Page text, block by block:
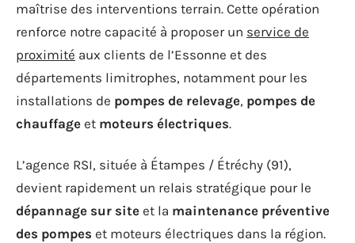
maîtrise des interventions terrain. Cette opération
renforce notre capacité à proposer un service de
proximité aux clients de l’Essonne et des
départements limitrophes, notamment pour les
installations de pompes de relevage, pompes de
chauffage et moteurs électriques.
L’agence RSI, située à Étampes / Étréchy (91),
devient rapidement un relais stratégique pour le
dépannage sur site et la maintenance préventive
des pompes et moteurs électriques dans la région.